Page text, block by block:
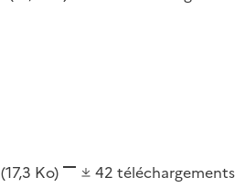
(17,3 Ko) 42 téléchargements